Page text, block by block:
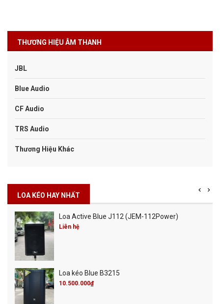
THƯƠNG HIỆU ÂM THANH
JBL
Blue Audio
CF Audio
TRS Audio
Thương Hiệu Khác
LOA KÉO HAY NHẤT
Loa Active Blue J112 (JEM-112Power)
Liên hệ
Loa kéo Blue B3215
10.500.000₫